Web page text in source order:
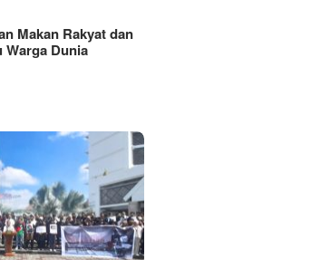
Makan Rakyat dan
Warga Dunia